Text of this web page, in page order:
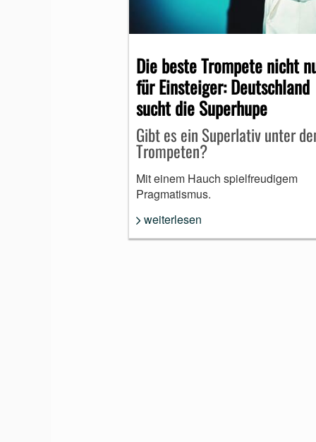
MUNDHARMONIKA
Die beste Trompete nicht
für Einsteiger: Deutschland
sucht die Superhupe
Gibt es ein Superlativ unter
Trompeten?
Mit einem Hauch spielfreudigem
Pragmatismus.
weiterlesen